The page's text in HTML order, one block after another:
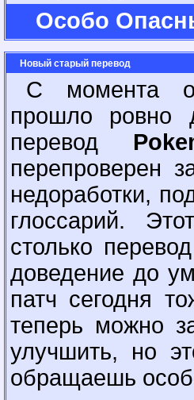
Особо
Новый старый перевод
C момента
прошло ровно
перевод
перепроверен
недоработки,
глоссарий.
столько
доведение до
патч сегодня
теперь можно
улучшить, но
обращаешь